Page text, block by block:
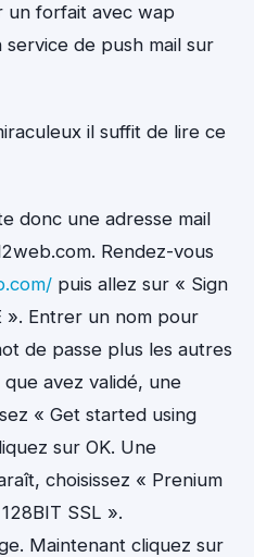
un forfait avec wap
de push mail sur
il suffit de lire ce
donc une adresse mail
Rendez-vous
puis allez sur « Sign
». Entrer un nom pour
de passe plus les autres
avez validé, une
« Get started using
sur OK. Une
choisissez « Prenium
SSL ».
Maintenant cliquez sur